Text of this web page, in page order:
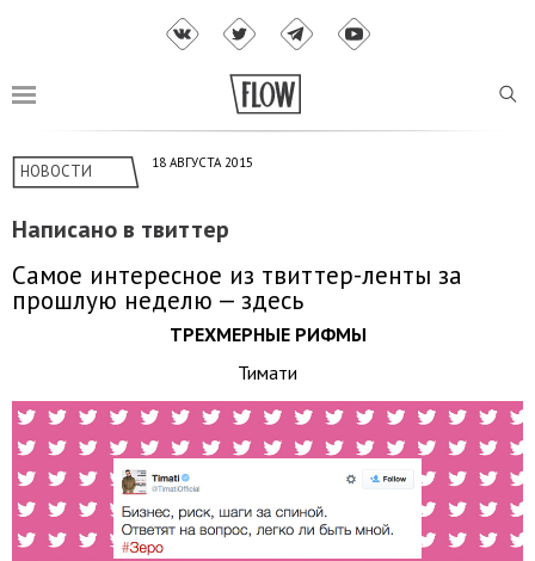
НОВОСТИ 18 АВГУСТА 2015
Написано в твиттер
Самое интересное из твиттер-ленты за
прошлую неделю — здесь
ТРЕХМЕРНЫЕ РИФМЫ
Тимати